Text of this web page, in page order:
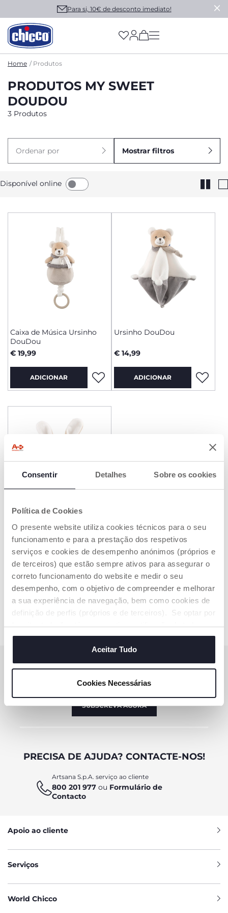
Consentir Detalhes Sobre os cookies
Política de Cookies
O presente website utiliza cookies técnicos para o seu
funcionamento e para a prestação dos respetivos
serviços e cookies de desempenho anónimos (próprios e
de terceiros) que estão sempre ativos para assegurar o
correto funcionamento do website e medir o seu
desempenho, com o objetivo de compreender e melhorar
a sua experiência de navegação, bem como cookies de
definição de perfis (próprios e de terceiros). Se optar por
“aceitar todos” está a consentir na utilização de todos os
cookies. Se quiser saber mais, alterar ou revogar o
consentimento de todos ou de alguns cookies, clique em
"mostrar detalhes". Ao fechar este aviso, está a
são necessários e essenciais para garantir o
funcionamento desta página.
Aceitar Tudo
Cookies Necessárias
Para si, 10€ de desconto imediato!
(has more options
Home Produtos
PRODUTOS MY SWEET
DOUDOU
3 Produtos
Ordenar por Mostrar filtros
Disponível online
Caixa de Música Ursinho
DouDou
€ 19,99
ADICIONAR
Ursinho DouDou
€ 14,99
ADICIONAR
Roca Coelhinho DouDou
€ 12,99
SUBSCREVA A NOSSA NEWSLETTER
Ganhe 10€ de desconto na sua compra online
SUBSCREVA AGORA
PRECISA DE AJUDA? CONTACTE-NOS!
Artsana S.p.A. serviço ao cliente
800 201 977 ou Formulário de
Contacto
Apoio ao cliente
Serviços
World Chicco